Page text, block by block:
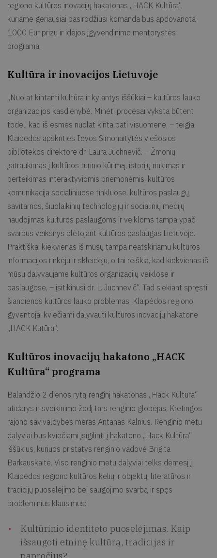
regiono kultūros inovacijų hakatonas „HACK Kultūra“,
kuriame geriausiai pasirodžiusi komanda bus apdovanota
1000 Eur prizu ir idėjos įgyvendinimo mentorystės
programa.
Kultūra ir inovacijos Lietuvoje
„Nuolat kintanti kultūra ir kylantys iššūkiai – kultūros lauko
organizacijos kasdienybė. Minėti procesai vyksta būtent
todėl, kad iš esmės nuolat kinta pati visuomenė, – teigia
Klaipėdos apskrities Ievos Simonaitytės viešosios
bibliotekos direktorė dr. Laura Juchnevič. – Žmonių
įsitraukimas į kultūros turinio kūrimą, istorijų rinkimas ir
perteikimas interaktyviomis priemonėmis, kultūros
komunikacija socialiniuose tinkluose, kultūros paslaugų
savitarnos, šiuolaikinių technologijų ir socialinių medijų
naudojimas kultūros paslaugoms ir veikloms tampa ypač
svarbus veiksnys plėtojant kultūros paslaugas Lietuvoje.
Praktiškai kiekvienas iš mūsų tampa neatskiriamu kultūros
informacijos rinkėju ir skleidėju, o tai reiškia, kad kiekvienas iš
mūsų dalyvaujame kultūros organizacijų veiklose ir
paslaugose, – įsitikinusi dr. L. Juchnevič“. Tad siekiant spręsti
šiandienos kultūros lauko problemas, Klaipėdos regiono
gyventojai kviečiami dalyvauti kultūros inovacijų hakatone
„HACK Kutūra“.
Kultūros inovacijų hakatono „HACK
Kultūra“ programa
Balandžio 2 dienos rytą renginį hakatonas „Hack Kultūra“
atidarys ir sveikinimo žodį tars renginio globėjas, Kretingos
rajono savivaldybės meras Antanas Kalnius. Renginio metu
dalyviai bus kviečiami įsigilinti į hakatono „Hack Kultūra“
iššūkius, kuriuos pristatys renginio vadovė Brigita
Barkauskaitė. Viso renginio metu dalyviai telks dėmesį į
Klaipėdos regiono kultūros kelių ir objektų, literatūros ir
tradicijų puoselėjimo bei saugojimo svarbą ir spęs
probleminius klausimus:
Kultūrinio identiteto puoselėjimas. Kaip
išsaugoti etninę kultūrą, tradicijas ir